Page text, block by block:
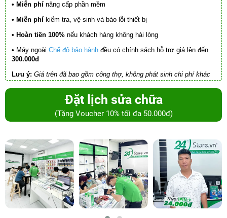
• Miễn phí nâng cấp phần mềm
• Miễn phí kiểm tra, vệ sinh và báo lỗi thiết bị
• Hoàn tiền 100% nếu khách hàng không hài lòng
• Máy ngoài Chế độ bảo hành đều có chính sách hỗ trợ giá lên đến
300.000đ
Lưu ý: Giá trên đã bao gồm công thợ, không phát sinh chi phí khác
Đặt lịch sửa chữa
(Tặng Voucher 10% tối đa 50.000đ)